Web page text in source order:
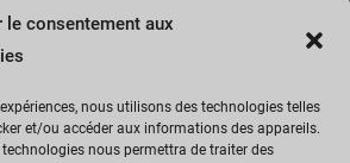
le consentement aux
nous utilisons des technologies telles
et/ou accéder aux informations des appareils.
nous permettra de traiter des